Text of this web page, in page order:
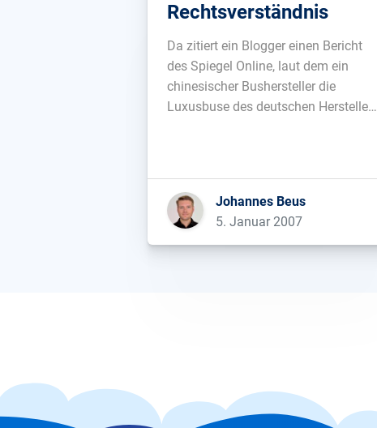
Rechtsverständnis
Da zitiert ein Blogger einen Bericht
des Spiegel Online, laut dem ein
chinesischer Bushersteller die
Luxusbuse des deutschen Herstellers
in China auf eine öffentliche
Entschuldigung und wirtschaftliche
Entschädigung verklagt habe. […]...
Johannes Beus
5. Januar 2007